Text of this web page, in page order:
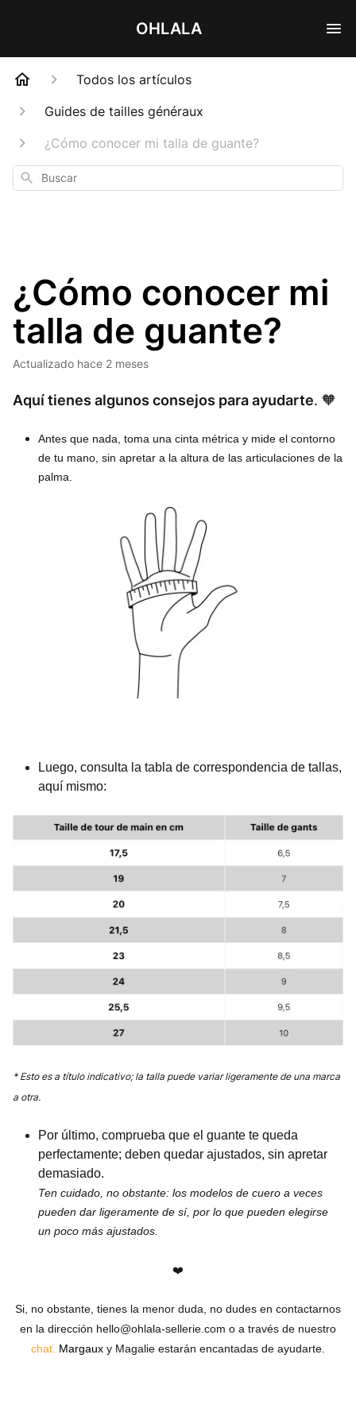
OHLALA
Todos los artículos
Guides de tailles généraux
¿Cómo conocer mi talla de guante?
Buscar
¿Cómo conocer mi
talla de guante?
Actualizado hace 2 meses
Aquí tienes algunos consejos para ayudarte. 🧡
Antes que nada, toma una cinta métrica y mide el contorno
de tu mano, sin apretar a la altura de las articulaciones de la
palma.
Luego, consulta la tabla de correspondencia de tallas,
aquí mismo:
* Esto es a título indicativo; la talla puede variar ligeramente de una marca
a otra.
Por último, comprueba que el guante te queda
perfectamente; deben quedar ajustados, sin apretar
demasiado.
Ten cuidado, no obstante: los modelos de cuero a veces
pueden dar ligeramente de sí, por lo que pueden elegirse
un poco más ajustados.
❤️
Si, no obstante, tienes la menor duda, no dudes en contactarnos
en la dirección hello@ohlala-sellerie.com o a través de nuestro
chat. Margaux y Magalie estarán encantadas de ayudarte.